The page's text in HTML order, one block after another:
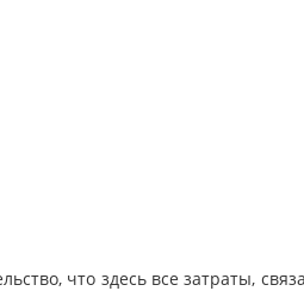
что здесь все затраты,